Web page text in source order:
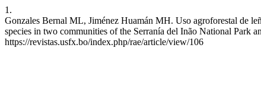
1.
Gonzales Bernal ML, Jiménez Huamán MH. Uso agroforestal de
species in two communities of the Serranía del Inão National Park
https://revistas.usfx.bo/index.php/rae/article/view/106